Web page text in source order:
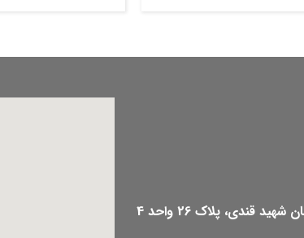
قندی، پلاک 26 واحد 4